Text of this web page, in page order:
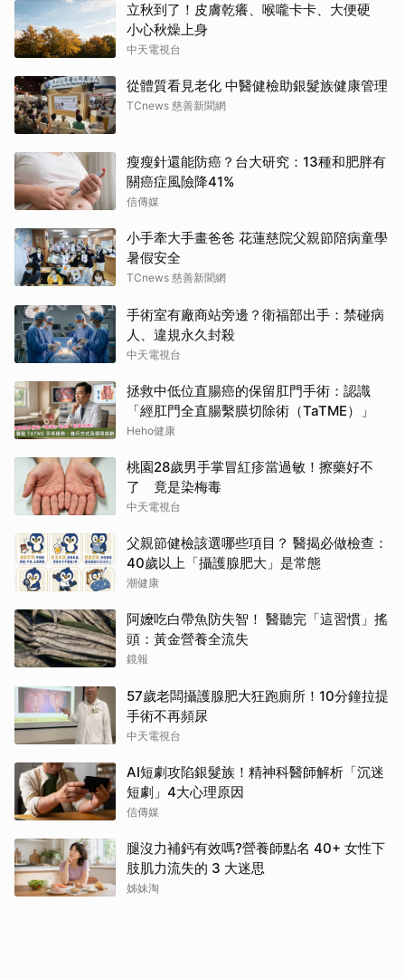
立秋到了！皮膚乾癢、喉嚨卡卡、大便硬
小心秋燥上身
中天電視台
從體質看見老化 中醫健檢助銀髮族健康管理
TCnews 慈善新聞網
瘦瘦針還能防癌？台大研究：13種和肥胖有
關癌症風險降41%
信傳媒
小手牽大手畫爸爸 花蓮慈院父親節陪病童學
暑假安全
TCnews 慈善新聞網
手術室有廠商站旁邊？衛福部出手：禁碰病
人、違規永久封殺
中天電視台
拯救中低位直腸癌的保留肛門手術：認識
「經肛門全直腸繫膜切除術（TaTME）」
Heho健康
桃園28歲男手掌冒紅疹當過敏！擦藥好不
了 竟是染梅毒
中天電視台
父親節健檢該選哪些項目？ 醫揭必做檢查：
40歲以上「攝護腺肥大」是常態
潮健康
阿嬤吃白帶魚防失智！ 醫聽完「這習慣」搖
頭：黃金營養全流失
鏡報
57歲老闆攝護腺肥大狂跑廁所！10分鐘拉提
手術不再頻尿
中天電視台
AI短劇攻陷銀髮族！精神科醫師解析「沉迷
短劇」4大心理原因
信傳媒
腿沒力補鈣有效嗎?營養師點名 40+ 女性下
肢肌力流失的 3 大迷思
姊妹淘